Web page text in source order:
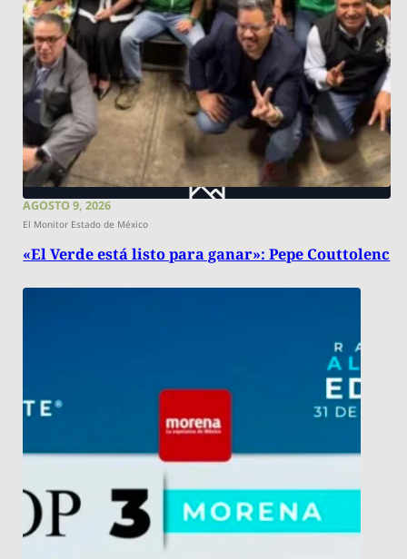
AGOSTO 9, 2026
El Monitor Estado de México
«El Verde está listo para ganar»: Pepe Couttolenc